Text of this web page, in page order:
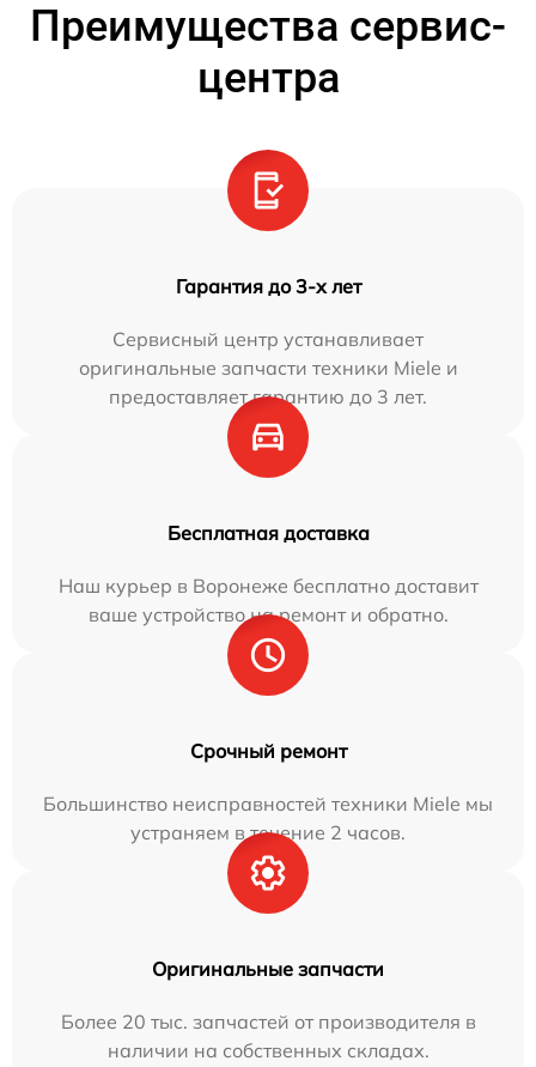
Преимущества сервис-
центра
Гарантия до 3-х лет
Сервисный центр устанавливает
оригинальные запчасти техники Miele и
предоставляет гарантию до 3 лет.
Бесплатная доставка
Наш курьер в Воронеже бесплатно доставит
ваше устройство на ремонт и обратно.
Срочный ремонт
Большинство неисправностей техники Miele мы
устраняем в течение 2 часов.
Оригинальные запчасти
Более 20 тыс. запчастей от производителя в
наличии на собственных складах.